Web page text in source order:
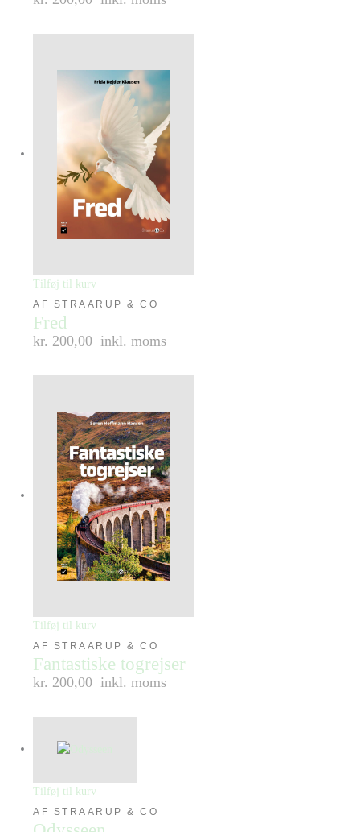
Tilføj til kurv
AF STRAARUP & CO
Fred
kr. 200,00 inkl. moms
Tilføj til kurv
AF STRAARUP & CO
Fantastiske togrejser
kr. 200,00 inkl. moms
Tilføj til kurv
AF STRAARUP & CO